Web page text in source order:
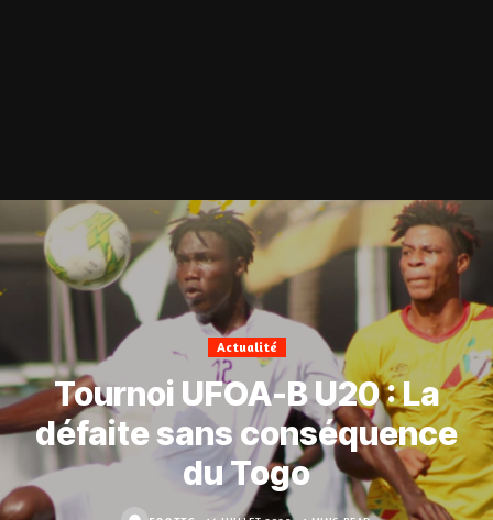
Actualité
Tournoi UFOA-B U20 : La
défaite sans conséquence
du Togo